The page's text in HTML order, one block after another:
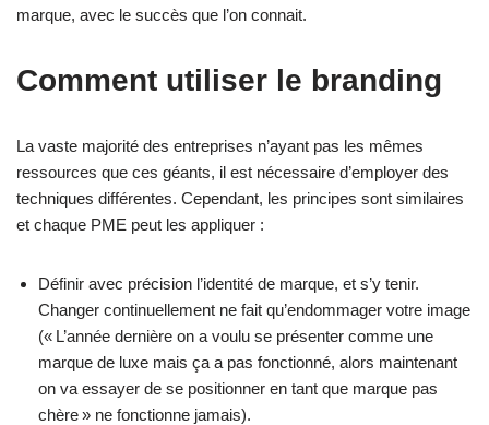
marque, avec le succès que l’on connait.
Comment utiliser le branding
La vaste majorité des entreprises n’ayant pas les mêmes
ressources que ces géants, il est nécessaire d’employer des
techniques différentes. Cependant, les principes sont similaires
et chaque PME peut les appliquer :
Définir avec précision l’identité de marque, et s’y tenir.
Changer continuellement ne fait qu’endommager votre image
(« L’année dernière on a voulu se présenter comme une
marque de luxe mais ça a pas fonctionné, alors maintenant
on va essayer de se positionner en tant que marque pas
chère » ne fonctionne jamais).